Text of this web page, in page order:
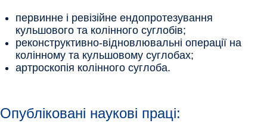
первинне і ревізійне ендопротезування
кульшового та колінного суглобів;
реконструктивно-відновлювальні операції на
колінному та кульшовому суглобах;
артроскопія колінного суглоба.
Опубліковані наукові праці: